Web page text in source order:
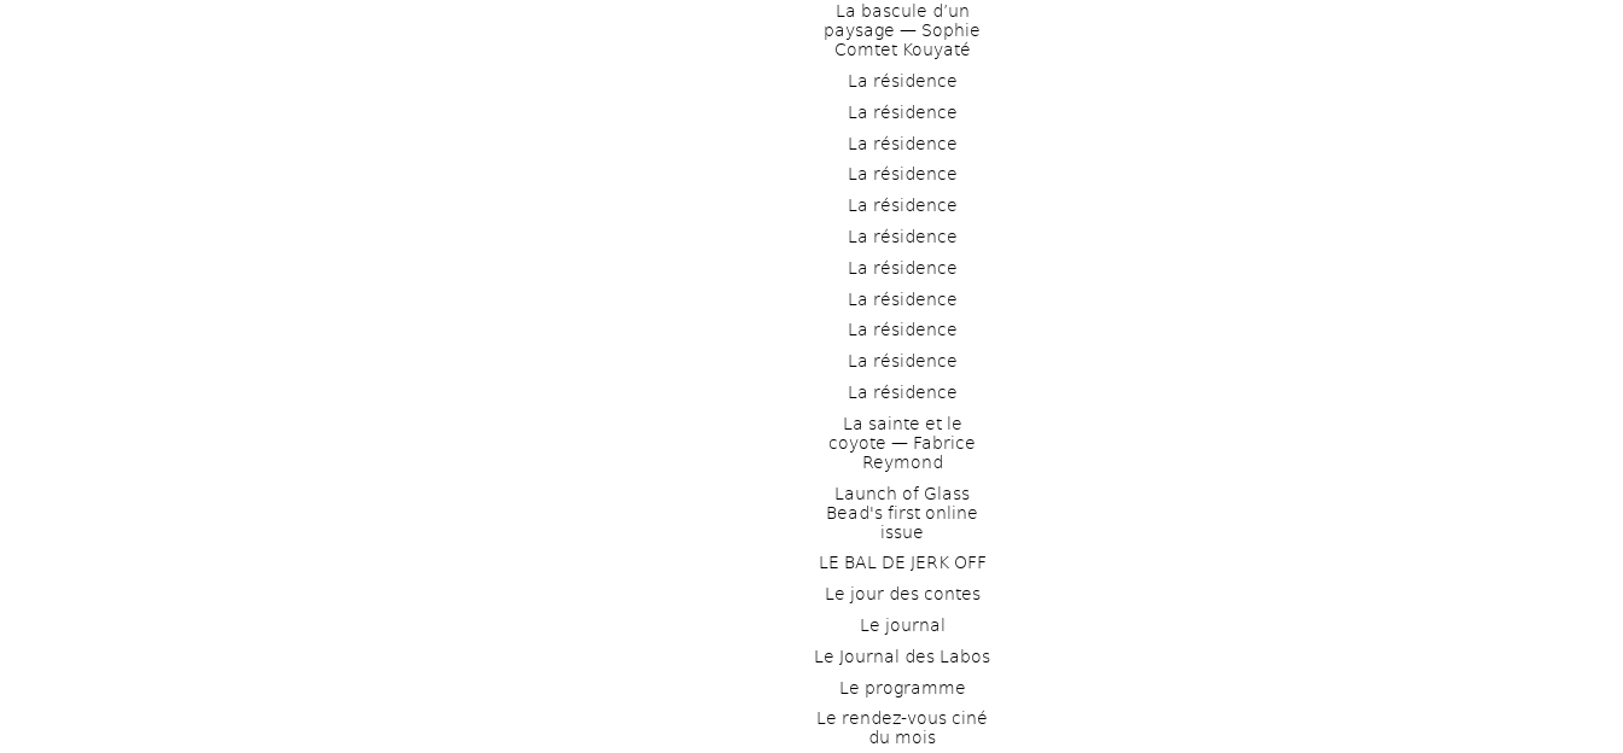
La bascule d’un
paysage — Sophie
Comtet Kouyaté
La résidence
La résidence
La résidence
La résidence
La résidence
La résidence
La résidence
La résidence
La résidence
La résidence
La résidence
La sainte et le
coyote — Fabrice
Reymond
Launch of Glass
Bead's first online
issue
LE BAL DE JERK OFF
Le jour des contes
Le journal
Le Journal des Labos
Le programme
Le rendez-vous ciné
du mois